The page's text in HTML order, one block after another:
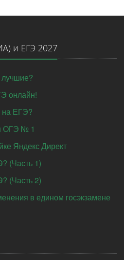
и ЕГЭ 2027
онлайн!
на ЕГЭ?
ОГЭ № 1
Яндекс Директ
(Часть 1)
(Часть 2)
в едином госэкзамене